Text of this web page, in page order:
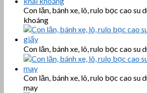
Con lăn, bánh xe, lô, rulo bọc cao su
khoáng
Con lăn, bánh xe, lô, rulo bọc cao su
Con lăn, bánh xe, lô, rulo bọc cao su
may